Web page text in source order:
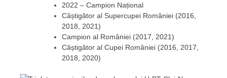
2022 – Campion Național
Câștigător al Supercupei României (2016,
2018, 2021)
Campion al României (2017, 2021)
Câștigător al Cupei României (2016, 2017,
2018, 2020)